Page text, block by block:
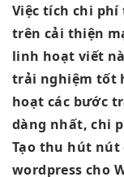
Việc tíchchi phí
trên cải thiện
linh hoạt viết
trải nghiệm tốt
hoạt các bước
dàng nhất,chi
Tạo thu hút nút
wordpress cho